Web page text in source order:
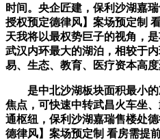
时间。央企匠建，保利沙湖嘉
授权预定德律风】案场预定制
天我将以最权势巨子的视角，
武汉内环最大的湖泊，相较于
易、生态、教育、医疗资本高度
是中北沙湖板块面积最小的
焦点，可快速中转武昌火车坐
通枢纽，保利沙湖嘉瑞售楼处
德律风】案场预定制 看房需提